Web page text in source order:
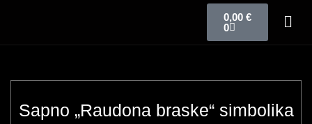
0,00 €
0
Sapno „Raudona braske“ simbolika